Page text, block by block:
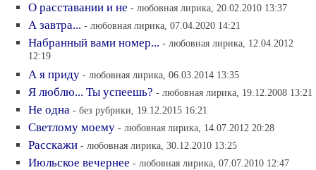
О расставании и не - любовная лирика, 20.02.2010 13:37
А завтра... - любовная лирика, 07.04.2020 14:21
Набранный вами номер... - любовная лирика, 12.04.2012
12:19
А я приду - любовная лирика, 06.03.2014 13:35
Я люблю... Ты успеешь? - любовная лирика, 19.12.2008 13:21
Не одна - без рубрики, 19.12.2015 16:21
Светлому моему - любовная лирика, 14.07.2012 20:28
Расскажи - любовная лирика, 30.12.2010 13:25
Июльское вечернее - любовная лирика, 07.07.2010 12:47